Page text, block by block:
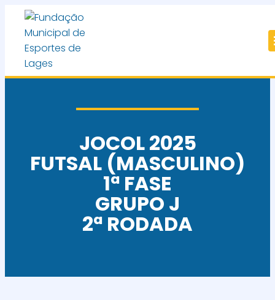
JOCOL 2025
FUTSAL (MASCULINO)
1ª FASE
GRUPO J
2ª RODADA